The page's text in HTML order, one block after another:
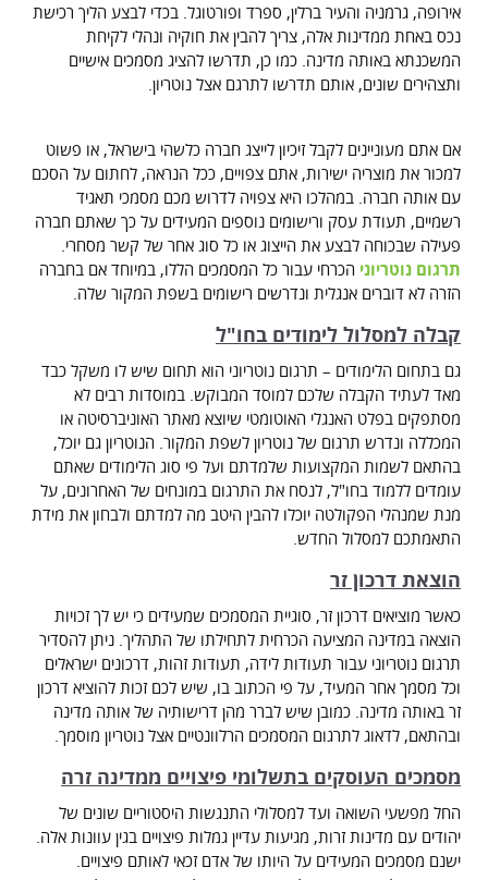
אירופה, גרמניה והעיר ברלין, ספרד ופורטוגל. בכדי לבצע הליך רכישת
נכס באחת ממדינות אלה, צריך להבין את חוקיה ונהלי לקיחת
המשכנתא באותה מדינה. כמו כן, תדרשו להציג מסמכים אישיים
ותצהירים שונים, אותם תדרשו לתרגם אצל נוטריון.
אם אתם מעוניינים לקבל זיכיון לייצג חברה כלשהי בישראל, או פשוט
למכור את מוצריה ישירות, אתם צפויים, ככל הנראה, לחתום על הסכם
עם אותה חברה. במהלכו היא צפויה לדרוש מכם מסמכי תאגיד
רשמיים, תעודת עסק ורישומים נוספים המעידים על כך שאתם חברה
פעילה שבכוחה לבצע את הייצוג או כל סוג אחר של קשר מסחרי.
תרגום נוטריוני הכרחי עבור כל המסמכים הללו, במיוחד אם בחברה
הזרה לא דוברים אנגלית ונדרשים רישומים בשפת המקור שלה.
קבלה למסלול לימודים בחו"ל
גם בתחום הלימודים – תרגום נוטריוני הוא תחום שיש לו משקל כבד
מאד לעתיד הקבלה שלכם למוסד המבוקש. במוסדות רבים לא
מסתפקים בפלט האנגלי האוטומטי שיוצא מאתר האוניברסיטה או
המכללה ונדרש תרגום של נוטריון לשפת המקור. הנוטריון גם יוכל,
בהתאם לשמות המקצועות שלמדתם ועל פי סוג הלימודים שאתם
עומדים ללמוד בחו"ל, לנסח את התרגום במונחים של האחרונים, על
מנת שמנהלי הפקולטה יוכלו להבין היטב מה למדתם ולבחון את מידת
התאמתכם למסלול החדש.
הוצאת דרכון זר
כאשר מוציאים דרכון זר, סוגיית המסמכים שמעידים כי יש לך זכויות
הוצאה במדינה המציעה הכרחית לתחילתו של התהליך. ניתן להסדיר
תרגום נוטריוני עבור תעודות לידה, תעודות זהות, דרכונים ישראלים
וכל מסמך אחר המעיד, על פי הכתוב בו, שיש לכם זכות להוציא דרכון
זר באותה מדינה. כמובן שיש לברר מהן דרישותיה של אותה מדינה
ובהתאם, לדאוג לתרגום המסמכים הרלוונטיים אצל נוטריון מוסמך.
מסמכים העוסקים בתשלומי פיצויים ממדינה זרה
החל מפשעי השואה ועד למסלולי התנגשות היסטוריים שונים של
יהודים עם מדינות זרות, מגיעות עדיין גמלות פיצויים בגין עוונות אלה.
ישנם מסמכים המעידים על היותו של אדם זכאי לאותם פיצויים.